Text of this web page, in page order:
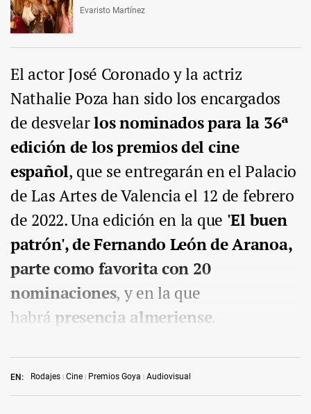
EN: Rodajes Cine Premios Goya Audiovisual
Evaristo Martínez
El actor José Coronado y la actriz
Nathalie Poza han sido los encargados
de desvelarlos nominados para la 36ª
edición de los premios del cine
español, que se entregarán en el Palacio
de Las Artes de Valencia el 12 de febrero
de 2022. Una edición en la que 'El buen
patrón', de Fernando León de Aranoa,
parte como favorita con 20
nominaciones, y en la que
habrápresencia almeriense.